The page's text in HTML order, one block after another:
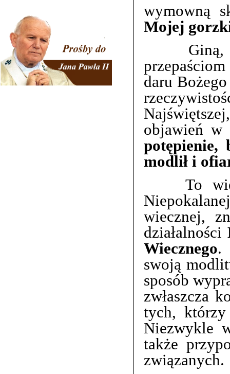
wymowną
Mojej
Giną, to
daru
objawień
modlił i
To
wiecznej,
działalności
Wiecznego.
swoją
sposób
zwłaszcza
tych,
Niezwykle
także
związanych.